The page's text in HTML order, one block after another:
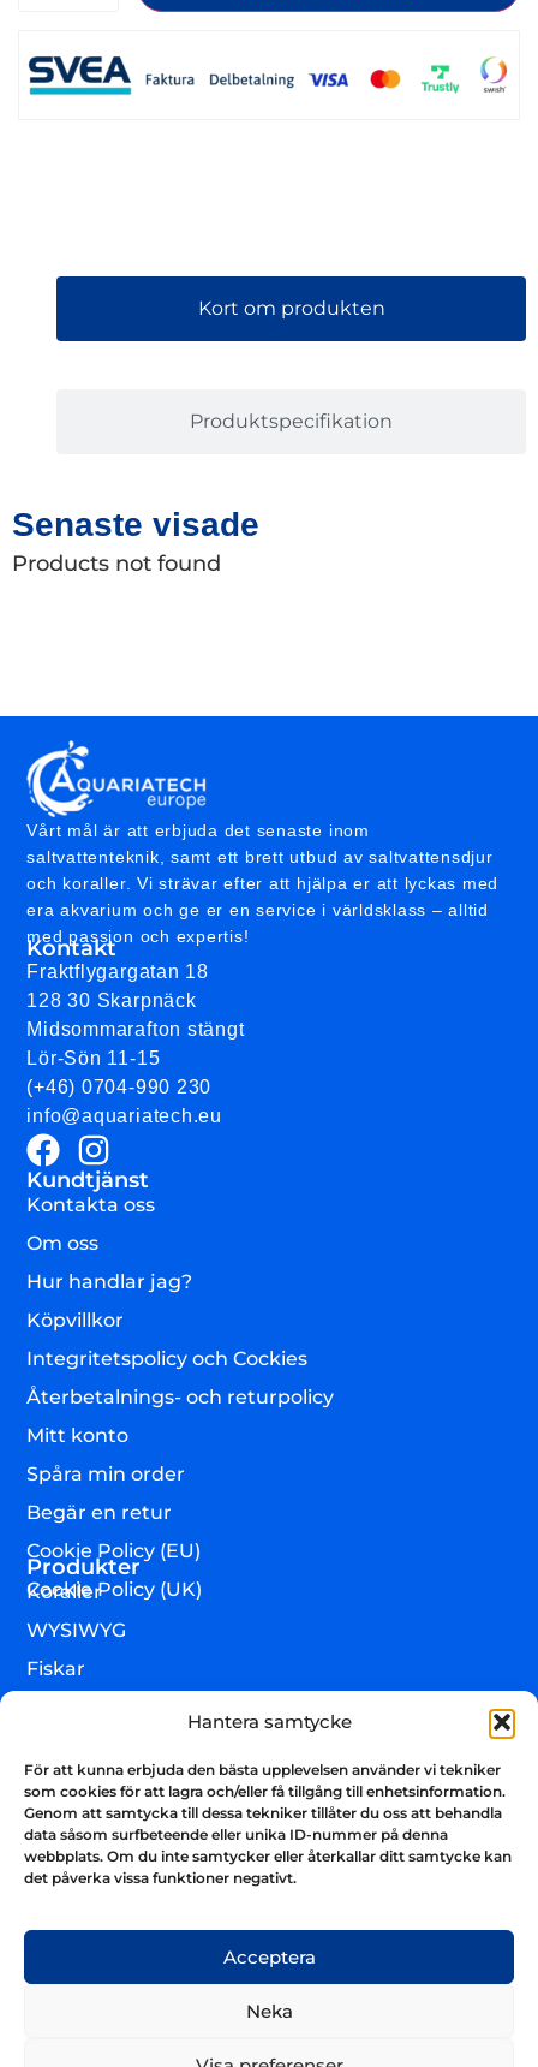
Hantera samtycke
För att kunna erbjuda den bästa upplevelsen använder vi tekniker
som cookies för att lagra och/eller få tillgång till enhetsinformation.
Genom att samtycka till dessa tekniker tillåter du oss att behandla
data såsom surfbeteende eller unika ID-nummer på denna
webbplats. Om du inte samtycker eller återkallar ditt samtycke kan
det påverka vissa funktioner negativt.
Acceptera
Neka
Kort om produkten
Produktspecifikation
Senaste visade
Products not found
Vårt mål är att erbjuda det senaste inom
saltvattenteknik, samt ett brett utbud av saltvattensdjur
och koraller. Vi strävar efter att hjälpa er att lyckas med
era akvarium och ge er en service i världsklass – alltid
med passion och expertis!
Kontakt
Fraktflygargatan 18
128 30 Skarpnäck
Midsommarafton stängt
Lör-Sön 11-15
(+46) 0704-990 230
info@aquariatech.eu
Kundtjänst
Kontakta oss
Om oss
Hur handlar jag?
Köpvillkor
Integritetspolicy och Cockies
Återbetalnings- och returpolicy
Mitt konto
Spåra min order
Begär en retur
Cookie Policy (EU)
Cookie Policy (UK)
Produkter
Koraller
WYSIWYG
Fiskar
Teknik & utrustning
Varumärken
Akvarium & sump
Nyhetsbrev